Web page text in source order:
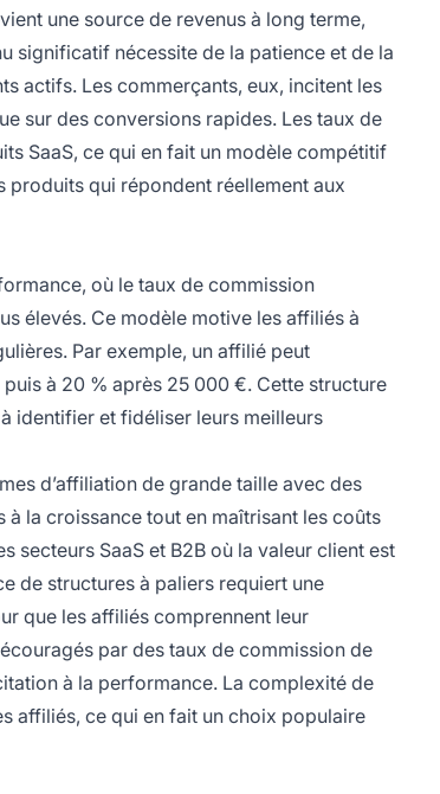
une source de revenus à long terme,
significatif nécessite de la patience et de la
actifs. Les commerçants, eux, incitent les
sur des conversions rapides. Les taux de
SaaS, ce qui en fait un modèle compétitif
qui répondent réellement aux
où le taux de commission
élevés. Ce modèle motive les affiliés à
Par exemple, un affilié peut
à 20 % après 25 000 €. Cette structure
identifier et fidéliser leurs meilleurs
d’affiliation de grande taille avec des
la croissance tout en maîtrisant les coûts
secteurs SaaS et B2B où la valeur client est
de structures à paliers requiert une
que les affiliés comprennent leur
par des taux de commission de
à la performance. La complexité de
affiliés, ce qui en fait un choix populaire